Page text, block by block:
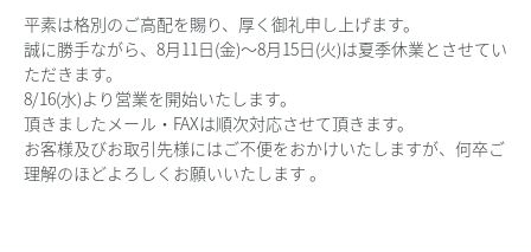
平素は格別のご高配を賜り、厚く御礼申し上げます。
誠に勝手ながら、8月11日(金)～8月15日(火)は夏季休業とさせてい
ただきます。
8/16(水)より営業を開始いたします。
頂きましたメール・FAXは順次対応させて頂きます。
お客様及びお取引先様にはご不便をおかけいたしますが、何卒ご
理解のほどよろしくお願いいたします 。